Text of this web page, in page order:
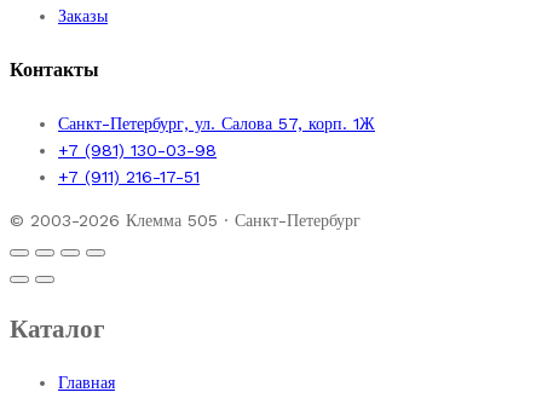
Заказы
Контакты
Санкт-Петербург, ул. Салова 57, корп. 1Ж
+7 (981) 130-03-98
+7 (911) 216-17-51
© 2003-2026 Клемма 505 · Санкт-Петербург
Каталог
Главная